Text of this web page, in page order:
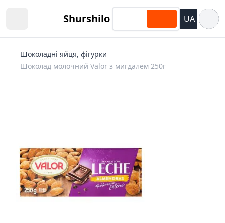
Shurshilo UA
Шоколадні яйця, фігурки
Шоколад молочний Valor з мигдалем 250г